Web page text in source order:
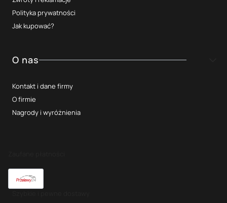
Polityka prywatności
Jak kupować?
O nas
Kontakt i dane firmy
O firmie
Nagrody i wyróżnienia